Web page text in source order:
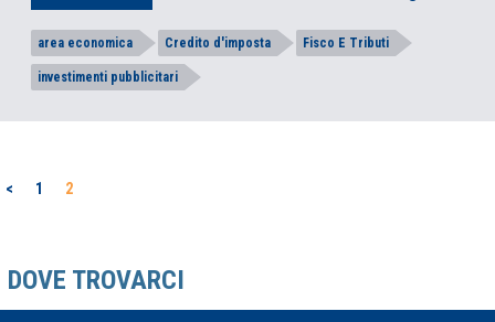
area economica Credito d'imposta Fisco E Tributi
investimenti pubblicitari
PAGINAZIONE
ARTICOLI
< 1 2
DOVE TROVARCI